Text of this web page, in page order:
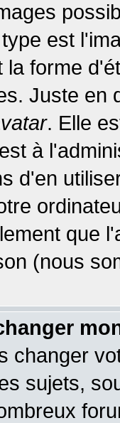
est
la forme
Juste en
. Elle
à
d'en
que
(nous
changer
sujets,